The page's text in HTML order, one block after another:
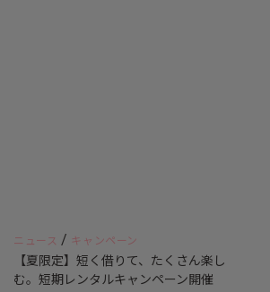
ニュース / キャンペーン
【夏限定】短く借りて、たくさん楽し
む。短期レンタルキャンペーン開催